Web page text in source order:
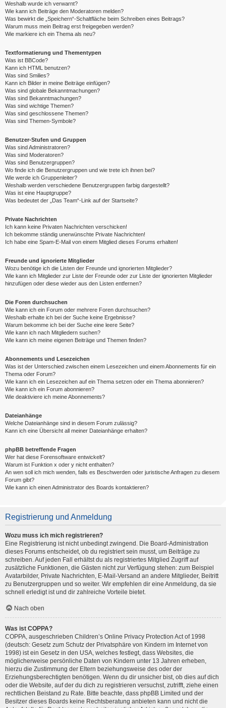
Weshalb wurde ich verwarnt?
Wie kann ich Beiträge den Moderatoren melden?
Was bewirkt die „Speichern“-Schaltfläche beim Schreiben eines Beitrags?
Warum muss mein Beitrag erst freigegeben werden?
Wie markiere ich ein Thema als neu?
Textformatierung und Thementypen
Was ist BBCode?
Kann ich HTML benutzen?
Was sind Smilies?
Kann ich Bilder in meine Beiträge einfügen?
Was sind globale Bekanntmachungen?
Was sind Bekanntmachungen?
Was sind wichtige Themen?
Was sind geschlossene Themen?
Was sind Themen-Symbole?
Benutzer-Stufen und Gruppen
Was sind Administratoren?
Was sind Moderatoren?
Was sind Benutzergruppen?
Wo finde ich die Benutzergruppen und wie trete ich ihnen bei?
Wie werde ich Gruppenleiter?
Weshalb werden verschiedene Benutzergruppen farbig dargestellt?
Was ist eine Hauptgruppe?
Was bedeutet der „Das Team“-Link auf der Startseite?
Private Nachrichten
Ich kann keine Privaten Nachrichten verschicken!
Ich bekomme ständig unerwünschte Private Nachrichten!
Ich habe eine Spam-E-Mail von einem Mitglied dieses Forums erhalten!
Freunde und ignorierte Mitglieder
Wozu benötige ich die Listen der Freunde und ignorierten Mitglieder?
Wie kann ich Mitglieder zur Liste der Freunde oder zur Liste der ignorierten Mitglieder
hinzufügen oder diese wieder aus den Listen entfernen?
Die Foren durchsuchen
Wie kann ich ein Forum oder mehrere Foren durchsuchen?
Weshalb erhalte ich bei der Suche keine Ergebnisse?
Warum bekomme ich bei der Suche eine leere Seite?
Wie kann ich nach Mitgliedern suchen?
Wie kann ich meine eigenen Beiträge und Themen finden?
Abonnements und Lesezeichen
Was ist der Unterschied zwischen einem Lesezeichen und einem Abonnements für ein
Thema oder Forum?
Wie kann ich ein Lesezeichen auf ein Thema setzen oder ein Thema abonnieren?
Wie kann ich ein Forum abonnieren?
Wie deaktiviere ich meine Abonnements?
Dateianhänge
Welche Dateianhänge sind in diesem Forum zulässig?
Kann ich eine Übersicht all meiner Dateianhänge erhalten?
phpBB betreffende Fragen
Wer hat diese Forensoftware entwickelt?
Warum ist Funktion x oder y nicht enthalten?
An wen soll ich mich wenden, falls es Beschwerden oder juristische Anfragen zu diesem
Forum gibt?
Wie kann ich einen Administrator des Boards kontaktieren?
Registrierung und Anmeldung
Wozu muss ich mich registrieren?
Eine Registrierung ist nicht unbedingt zwingend. Die Board-Administration
dieses Forums entscheidet, ob du registriert sein musst, um Beiträge zu
schreiben. Auf jeden Fall erhältst du als registriertes Mitglied Zugriff auf
zusätzliche Funktionen, die Gästen nicht zur Verfügung stehen: zum Beispiel
Avatarbilder, Private Nachrichten, E-Mail-Versand an andere Mitglieder, Beitritt
zu Benutzergruppen und so weiter. Wir empfehlen dir eine Anmeldung, da sie
schnell erledigt ist und dir zahlreiche Vorteile bietet.
Nach oben
Was ist COPPA?
COPPA, ausgeschrieben Children’s Online Privacy Protection Act of 1998
(deutsch: Gesetz zum Schutz der Privatsphäre von Kindern im Internet von
1998) ist ein Gesetz in den USA, welches festlegt, dass Websites, die
möglicherweise persönliche Daten von Kindern unter 13 Jahren erheben,
hierzu die Zustimmung der Eltern beziehungsweise des oder der
Erziehungsberechtigten benötigen. Wenn du dir unsicher bist, ob dies auf dich
oder die Website, auf der du dich zu registrieren versuchst, zutrifft, ziehe einen
rechtlichen Beistand zu Rate. Bitte beachte, dass phpBB Limited und der
Besitzer dieses Boards keine Rechtsberatung anbieten kann und nicht die